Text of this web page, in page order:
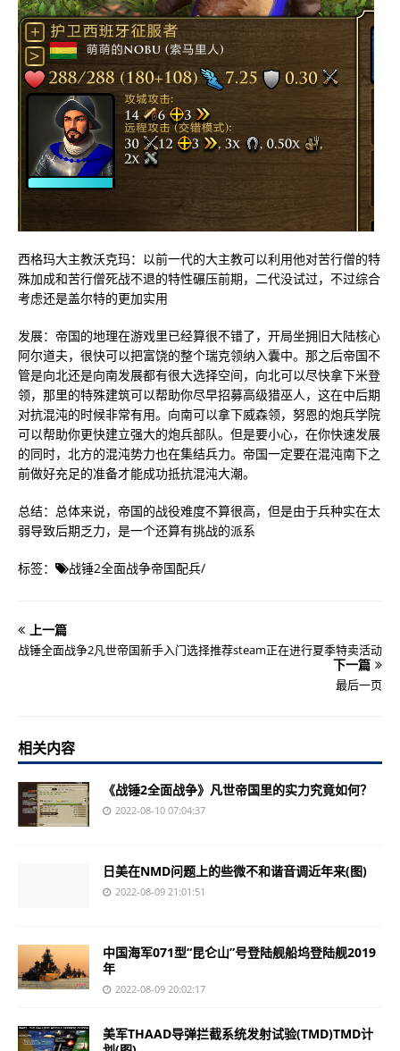
西格玛大主教沃克玛：以前一代的大主教可以利用他对苦行僧的特
殊加成和苦行僧死战不退的特性碾压前期，二代没试过，不过综合
考虑还是盖尔特的更加实用
发展：帝国的地理在游戏里已经算很不错了，开局坐拥旧大陆核心
阿尔道夫，很快可以把富饶的整个瑞克领纳入囊中。那之后帝国不
管是向北还是向南发展都有很大选择空间，向北可以尽快拿下米登
领，那里的特殊建筑可以帮助你尽早招募高级猎巫人，这在中后期
对抗混沌的时候非常有用。向南可以拿下威森领，努恩的炮兵学院
可以帮助你更快建立强大的炮兵部队。但是要小心，在你快速发展
的同时，北方的混沌势力也在集结兵力。帝国一定要在混沌南下之
前做好充足的准备才能成功抵抗混沌大潮。
总结：总体来说，帝国的战役难度不算很高，但是由于兵种实在太
弱导致后期乏力，是一个还算有挑战的派系
标签： 战锤2全面战争帝国配兵/
上一篇
战锤全面战争2凡世帝国新手入门选择推荐steam正在进行夏季特卖活动
下一篇
最后一页
相关内容
《战锤2全面战争》凡世帝国里的实力究竟如何？
2022-08-10 07:04:37
日美在NMD问题上的些微不和谐音调近年来(图)
2022-08-09 21:01:51
中国海军071型“昆仑山”号登陆舰船坞登陆舰2019
年
2022-08-09 20:02:17
美军THAAD导弹拦截系统发射试验(TMD)TMD计